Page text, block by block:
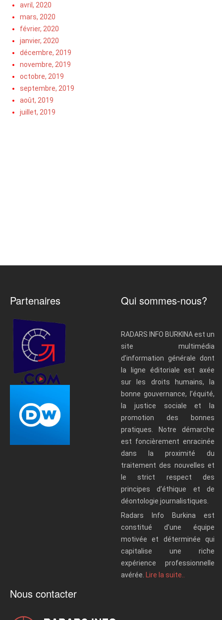
avril, 2020
mars, 2020
février, 2020
janvier, 2020
décembre, 2019
novembre, 2019
octobre, 2019
septembre, 2019
août, 2019
juillet, 2019
Partenaires Qui sommes-nous?
RADARS INFO BURKINA est un
site multimédia
d’information générale dont
la ligne éditoriale est axée
sur les droits humains, la
bonne gouvernance, l’équité,
la justice sociale et la
promotion des bonnes
pratiques. Notre démarche
est foncièrement enracinée
dans la proximité du
traitement des nouvelles et
le strict respect des
principes d’éthique et de
déontologie journalistiques.
Radars Info Burkina est
constitué d’une équipe
motivée et déterminée qui
capitalise une riche
expérience professionnelle
avérée. Lire la suite..
Nous contacter